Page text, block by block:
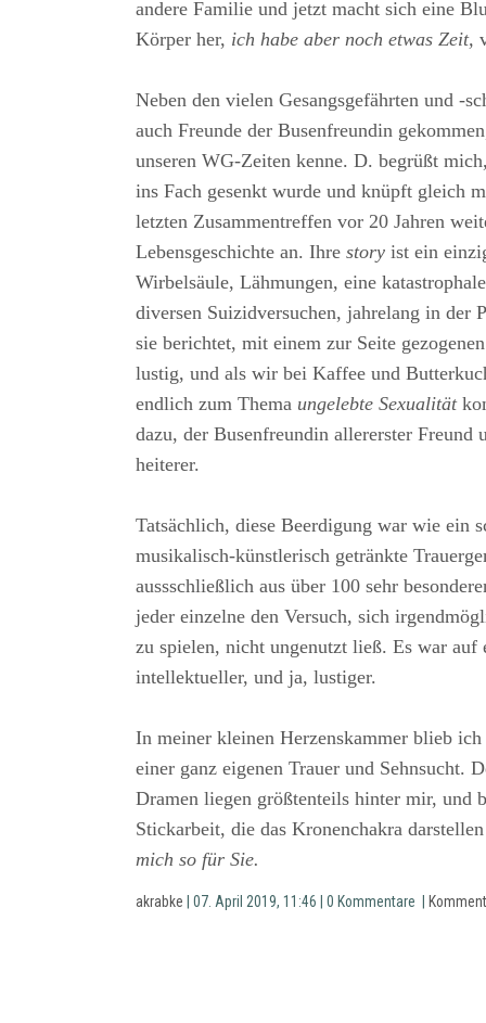
andere Familie und jetzt macht sich eine
Körper her, ich habe aber noch etwas Zeit,
Neben den vielen Gesangsgefährten und -
auch Freunde der Busenfreundin
unseren WG-Zeiten kenne. D. begrüßt
ins Fach gesenkt wurde und knüpft gleich
letzten Zusammentreffen vor 20 Jahren
Lebensgeschichte an. Ihre story ist ein
Wirbelsäule, Lähmungen, eine
diversen Suizidversuchen, jahrelang in der
sie berichtet, mit einem zur Seite
lustig, und als wir bei Kaffee und
endlich zum Thema ungelebte Sexualität
dazu, der Busenfreundin allererster Freund
heiterer.
Tatsächlich, diese Beerdigung war wie ein
musikalisch-künstlerisch getränkte
aussschließlich aus über 100 sehr
jeder einzelne den Versuch, sich
zu spielen, nicht ungenutzt ließ. Es war
intellektueller, und ja, lustiger.
In meiner kleinen Herzenskammer blieb
einer ganz eigenen Trauer und Sehnsucht.
Dramen liegen größtenteils hinter mir, und
Stickarbeit, die das Kronenchakra
mich so für Sie.
akrabke | 07. April 2019, 11:46 | 0 Kommentare |